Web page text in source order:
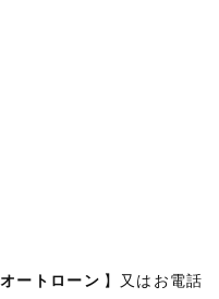
ートローン 】又はお電話